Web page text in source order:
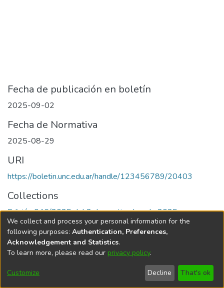
Fecha de publicación en boletín
2025-09-02
Fecha de Normativa
2025-08-29
URI
https://boletin.unc.edu.ar/handle/123456789/20403
Collections
Edición 046/2025 del 2 de septiembre de 2025
Universidad Nacional de Córdoba
We collect and process your personal information for the
following purposes: Authentication, Preferences,
Acknowledgement and Statistics.
To learn more, please read our privacy policy.
Customize Decline That's ok